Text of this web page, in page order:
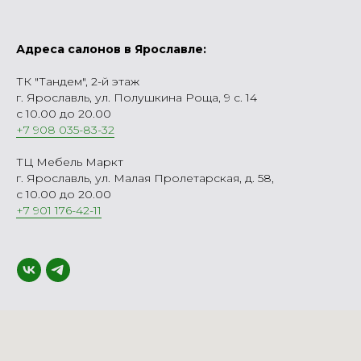
Адреса салонов в Ярославле:
ТК "Тандем", 2-й этаж
г. Ярославль, ул. Полушкина Роща, 9 с. 14
с 10.00 до 20.00
+7 908 035-83-32
ТЦ Мебель Маркт
г. Ярославль, ул. Малая Пролетарская, д. 58,
с 10.00 до 20.00
+7 901 176-42-11